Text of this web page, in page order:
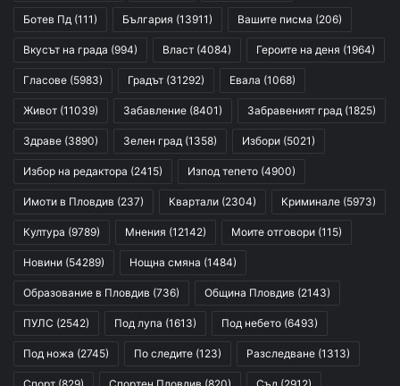
Ботев Пд (111) България (13911) Вашите писма (206)
Вкусът на града (994) Власт (4084) Героите на деня (1964)
Гласове (5983) Градът (31292) Евала (1068)
Живот (11039) Забавление (8401) Забравеният град (1825)
Здраве (3890) Зелен град (1358) Избори (5021)
Избор на редактора (2415) Изпод тепето (4900)
Имоти в Пловдив (237) Квартали (2304) Криминале (5973)
Култура (9789) Мнения (12142) Моите отговори (115)
Новини (54289) Нощна смяна (1484)
Образование в Пловдив (736) Община Пловдив (2143)
ПУЛС (2542) Под лупа (1613) Под небето (6493)
Под ножа (2745) По следите (123) Разследване (1313)